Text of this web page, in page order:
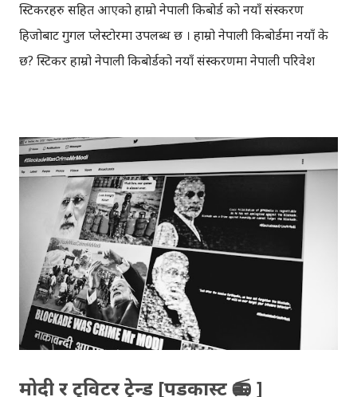
स्टिकरहरु सहित आएको हाम्रो नेपाली किबोर्ड को नयाँ संस्करण
हिजोबाट गुगल प्लेस्टोरमा उपलब्ध छ । हाम्रो नेपाली किबोर्डमा नयाँ के
छ? स्टिकर हाम्रो नेपाली किबोर्डको नयाँ संस्करणमा नेपाली परिवेश
इन्स्टाग्राम आदि जुनसुकै एप्लिकेशनमा पनि प्रयोग गर्न मिल्ने यी नेपाली
स्टिकरहरुले प्रयोगकर्तालाई नयाँ अनुभव दिनेछ । नेपाली पारा, हाम्रो
साथी, नयाँ वर्ष, संगी, हाम्रो कान्छा, हाम्रो कान्छी, नक्कली, र बौचा व
मैचासमेत गरी आठ किसिमका स्टिकरहरु समावेश गरिएकोछ । हाम्रो
नेपाली किबोर्डको इमोजी खण्डमा गएर यी स्टिकरहरु प्रयोग गर्न
सकिन्छ । थिम हाम्रो नेपाली किबोर्डको यस संस्करणमा नयाँ किबोर्ड
थिम पनि थपिएको छ । हाम्रो नेपाली किबोर्डको सेटिङमा गएर आफूलाई
मन पर्ने थिम छान्न सकिन्छ । डार्क तथा लाइट गरेर हाललाई दुई
डिजाइनमा किबोर्ड थिम उपलब्ध छ । चलनचल्तिको “ब...
मोदी र ट्विटर ट्रेन्ड [पडकास्ट 📻 ]